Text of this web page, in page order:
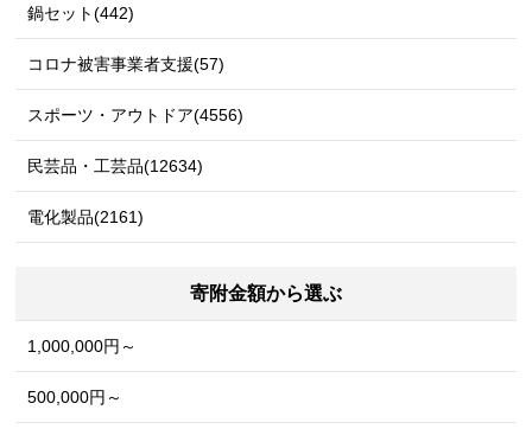
鍋セット(442)
コロナ被害事業者支援(57)
スポーツ・アウトドア(4556)
民芸品・工芸品(12634)
電化製品(2161)
寄附金額から選ぶ
1,000,000円～
500,000円～